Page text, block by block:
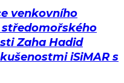
venkovního
Zaha Hadid
iSiMAR s